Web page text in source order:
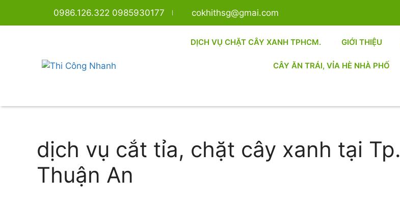
0986.126.322 0985930177 cokhithsg@gmai.com
DỊCH VỤ CHẶT CÂY XANH TPHCM. GIỚI THIỆU
CÂY ĂN TRÁI, VỈA HÈ NHÀ PHỐ
dịch vụ cắt tỉa, chặt cây xanh tại Tp.
Thuận An